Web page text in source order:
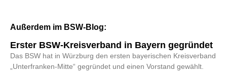
Außerdem im BSW-Blog:
Erster BSW-Kreisverband in Bayern gegründet
Das BSW hat in Würzburg den ersten bayerischen Kreisverband
„Unterfranken-Mitte“ gegründet und einen Vorstand gewählt.